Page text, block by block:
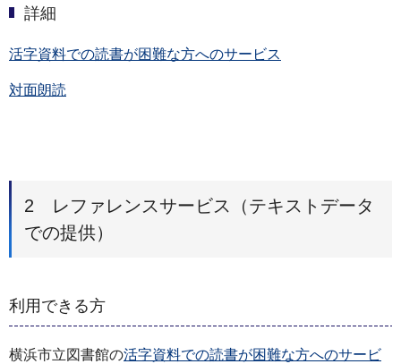
詳細
活字資料での読書が困難な方へのサービス
対面朗読
2 レファレンスサービス（テキストデータ
での提供）
利用できる方
横浜市立図書館の活字資料での読書が困難な方へのサービ